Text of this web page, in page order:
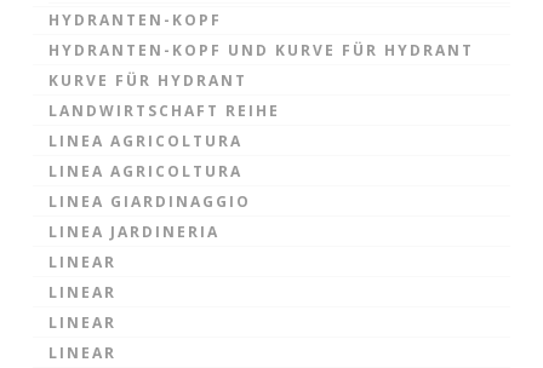
HYDRANTEN-KOPF
HYDRANTEN-KOPF UND KURVE FÜR HYDRANT
KURVE FÜR HYDRANT
LANDWIRTSCHAFT REIHE
LINEA AGRICOLTURA
LINEA AGRICOLTURA
LINEA GIARDINAGGIO
LINEA JARDINERIA
LINEAR
LINEAR
LINEAR
LINEAR